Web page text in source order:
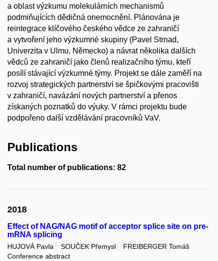
a oblast výzkumu molekulárních mechanismů
podmiňujících dědičná onemocnění. Plánována je
reintegrace klíčového českého vědce ze zahraničí
a vytvoření jeho výzkumné skupiny (Pavel Strnad,
Univerzita v Ulmu, Německo) a návrat několika dalších
vědců ze zahraničí jako členů realizačního týmu, kteří
posílí stávající výzkumné týmy. Projekt se dále zaměří na
rozvoj strategických partnerství se špičkovými pracovišti
v zahraničí, navázání nových partnerství a přenos
získaných poznatků do výuky. V rámci projektu bude
podpořeno další vzdělávání pracovníků VaV.
Publications
Total number of publications: 82
2018
Effect of NAG/NAG motif of acceptor splice site on pre-
mRNA splicing
HUJOVÁ Pavla SOUČEK Přemysl
FREIBERGER Tomáš
Conference abstract